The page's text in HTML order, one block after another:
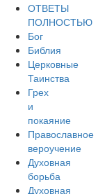
ОТВЕТЫ
ПОЛНОСТЬЮ
Бог
Библия
Церковные
Таинства
Грех
и
покаяние
Православное
вероучение
Духовная
борьба
Духовная